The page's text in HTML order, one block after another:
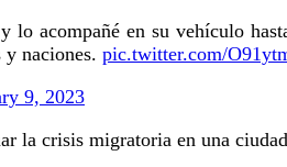
acompañé en su vehículo
y naciones. pic.twitter.com/
9, 2023
la crisis migratoria en una